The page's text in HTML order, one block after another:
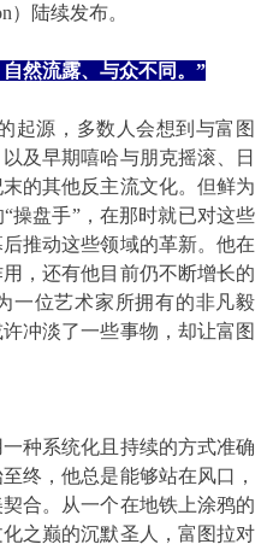
）陆续发布。
然流露、与众不同。 ”
起源，多数人会想到与富图
及早期嘻哈与朋克摇滚、日
的其他反主流文化。但鲜为
操盘手”，在那时就已对这些
推动这些领域的革新。他在
，还有他目前仍不断增长的
一位艺术家所拥有的非凡毅
冲淡了一些事物，却让富图
种系统化且持续的方式准确
终，他总是能够站在风口，
合。从一个在地铁上涂鸦的
之巅的沉默圣人，富图拉对